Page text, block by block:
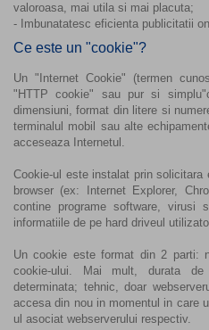
valoroasa, mai utila si mai placuta;
- Imbunatatesc eficienta publicitatii
Ce este un "cookie"?
Un "Internet Cookie" (termen
"HTTP cookie" sau pur si
dimensiuni, format din litere si
terminalul mobil sau alte
acceseaza Internetul.
Cookie-ul este instalat prin solicitara
browser (ex: Internet Explorer,
contine programe software, virusi
informatiile de pe hard driveul
Un cookie este format din 2 parti:
cookie-ului. Mai mult, durata
determinata; tehnic, doar
accesa din nou in momentul in care
ul asociat webserverului respectiv.